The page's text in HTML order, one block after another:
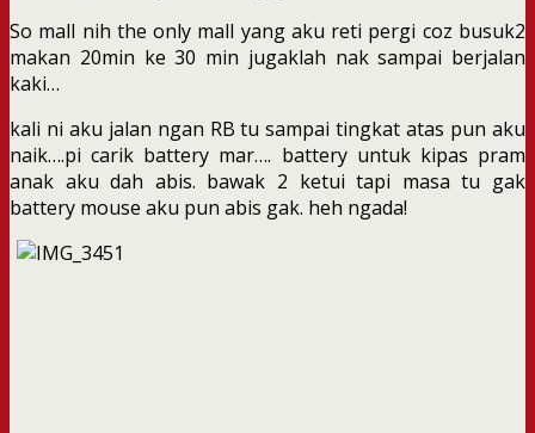
So mall nih the only mall yang aku reti pergi coz busuk2
makan 20min ke 30 min jugaklah nak sampai berjalan
kaki…
kali ni aku jalan ngan RB tu sampai tingkat atas pun aku
naik….pi carik battery mar…. battery untuk kipas pram
anak aku dah abis. bawak 2 ketui tapi masa tu gak
battery mouse aku pun abis gak. heh ngada!